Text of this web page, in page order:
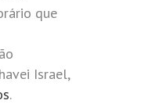
que
Israel,
.